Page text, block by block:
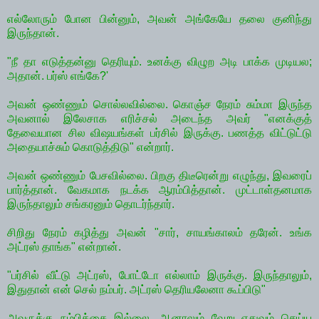
எல்லோரும் போன பின்னும், அவன் அங்கேயே தலை குனிந்து
இருந்தான்.
"நீ தா எடுத்தன்னு தெரியும். உனக்கு விழுற அடி பாக்க முடியல;
அதான். பர்ஸ் எங்கே?'
அவன் ஒண்ணும் சொல்லவில்லை. கொஞ்ச நேரம் சும்மா இருந்த
அவனால் இலேசாக எரிச்சல் அடைந்த அவர் "எனக்குத்
தேவையான சில விஷயங்கள் பர்சில் இருக்கு. பணத்த விட்டுட்டு
அதையாச்சும் கொடுத்திடு" என்றார்.
அவன் ஒண்ணும் பேசவில்லை. பிறகு திடீரென்று எழுந்து, இவரைப்
பார்த்தான். வேகமாக நடக்க ஆரம்பித்தான். முட்டாள்தனமாக
இருந்தாலும் சங்கரனும் தொடர்ந்தார்.
சிறிது நேரம் கழித்து அவன் "சார், சாயங்காலம் தரேன். உங்க
அட்ரஸ் தாங்க" என்றான்.
"பர்சில் வீட்டு அட்ரஸ், போட்டோ எல்லாம் இருக்கு. இருந்தாலும்,
இதுதான் என் செல் நம்பர். அட்ரஸ் தெரியலேனா கூப்பிடு"